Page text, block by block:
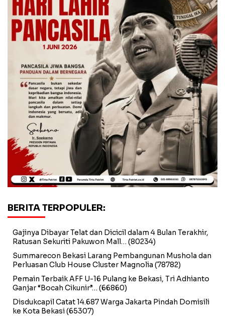
BERITA TERPOPULER:
Gajinya Dibayar Telat dan Dicicil dalam 4 Bulan Terakhir,
Ratusan Sekuriti Pakuwon Mall… (80234)
Summarecon Bekasi Larang Pembangunan Mushola dan
Perluasan Club House Cluster Magnolia (78782)
Pemain Terbaik AFF U-16 Pulang ke Bekasi, Tri Adhianto
Ganjar “Bocah Cikunir”… (66860)
Disdukcapil Catat 14.687 Warga Jakarta Pindah Domisili
ke Kota Bekasi(65307)